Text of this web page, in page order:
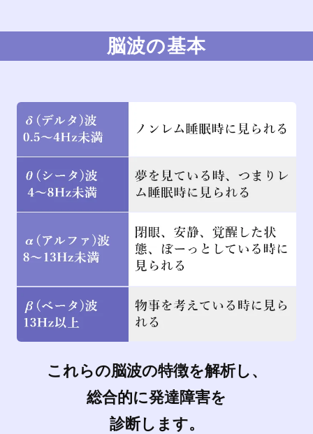
脳波の基本
これらの脳波の特徴を解析し、
総合的に発達障害を
診断します。